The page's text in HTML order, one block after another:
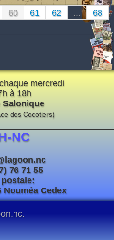
60 61 62 ...
68
mercredi
à 18h
Salonique
des Cocotiers)
NC
76 71 55
Nouméa Cedex